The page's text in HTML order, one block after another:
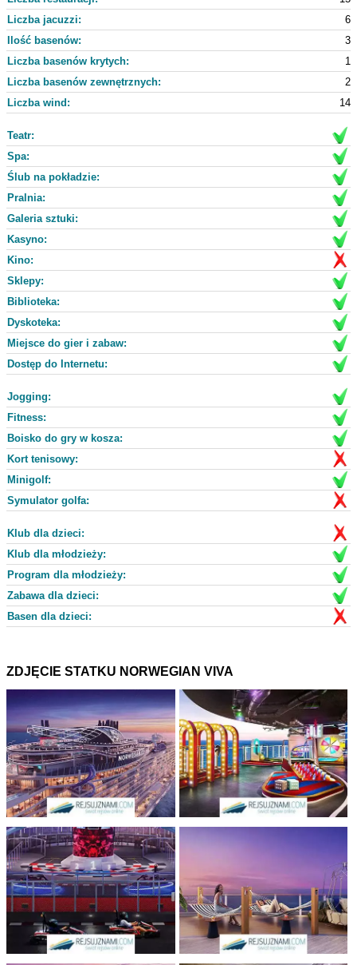
Liczba jacuzzi:
6
Ilość basenów:
3
Liczba basenów krytych:
1
Liczba basenów zewnętrznych:
2
Liczba wind:
14
Teatr:
Spa:
Ślub na pokładzie:
Pralnia:
Galeria sztuki:
Kasyno:
Kino:
Sklepy:
Biblioteka:
Dyskoteka:
Miejsce do gier i zabaw:
Dostęp do Internetu:
Jogging:
Fitness:
Boisko do gry w kosza:
Kort tenisowy:
Minigolf:
Symulator golfa:
Klub dla dzieci:
Klub dla młodzieży:
Program dla młodzieży:
Zabawa dla dzieci:
Basen dla dzieci:
ZDJĘCIE STATKU NORWEGIAN VIVA